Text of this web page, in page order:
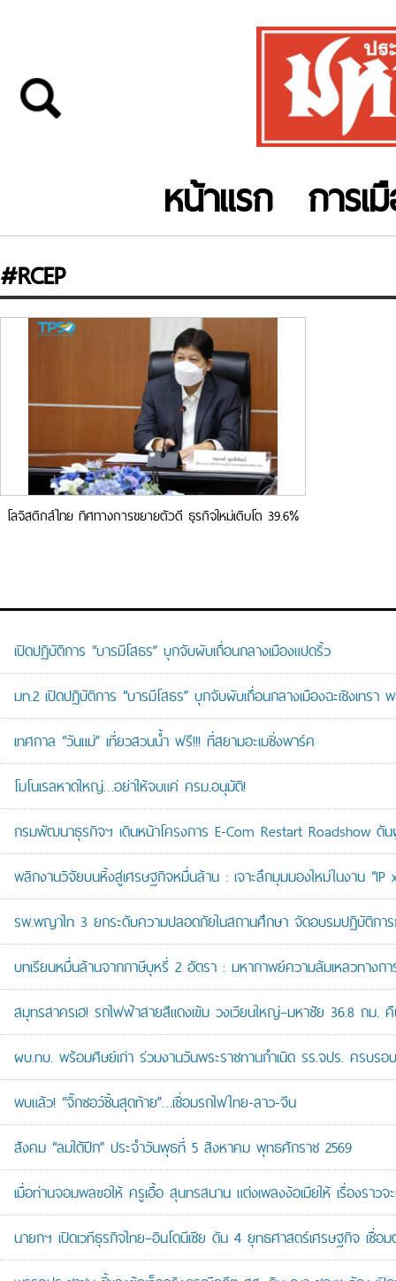
หน้าแรก การเ
#RCEP
โลจิสติกส์ไทย ทิศทางการขยายตัวดี ธุรกิจใหม่เติบโต 39.6%
เปิดปฏิบัติการ “บารมีโสธร” บุกจับผับเถื่อนกลางเมืองแปดริ้ว
มท.2 เปิดปฏิบัติการ “บารมีโสธร” บุกจับผับเถื่อนกลางเมืองฉะเชิงเท
เทศกาล “วันแม่” เที่ยวสวนน้ำ ฟรี!!! ที่สยามอะเมซิ่งพาร์ค
โมโนเรลหาดใหญ่…อย่าให้จบแค่ ครม.อนุมัติ!
กรมพัฒนาธุรกิจฯ เดินหน้าโครงการ E-Com Restart Roadshow ดั
พลิกงานวิจัยบนหิ้งสู่เศรษฐกิจหมื่นล้าน : เจาะลึกมุมมองใหม่ในงาน “IP
รพ.พญาไท 3 ยกระดับความปลอดภัยในสถานศึกษา จัดอบรมปฏิบัติกา
บทเรียนหมื่นล้านจากภาษีบุหรี่ 2 อัตรา : มหากาพย์ความล้มเหลวทางก
สมุทรสาครเฮ! รถไฟฟ้าสายสีแดงเข้ม วงเวียนใหญ่–มหาชัย 36.8 ก
ผบ.ทบ. พร้อมศิษย์เก่า ร่วมงานวันพระราชทานกำเนิด รร.จปร. ครบ
พบแล้ว! “จิ๊กซอว์ชิ้นสุดท้าย”…เชื่อมรถไฟไทย-ลาว-จีน
สังคม “ลมใต้ปีก” ประจำวันพุธที่ 5 สิงหาคม พุทธศักราช 2569
เมื่อท่านจอมพลขอให้ ครูเอื้อ สุนทรสนาน แต่งเพลงง้อเมียให้ เรื่องราวจะ
นายกฯ เปิดเวทีธุรกิจไทย–อินโดนีเซีย ดัน 4 ยุทธศาสตร์เศรษฐกิจ เ